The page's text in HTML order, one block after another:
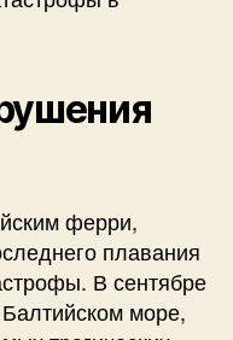
ферри,
плавания
В сентябре
море,